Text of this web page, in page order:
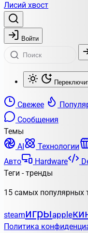
Лисий хвост
Войти
Свежее
Сообщения
Темы
AI
Технологии
Авто
Hardware
Теги - тренды
15 самых популярных
steamигрыapple
Политика